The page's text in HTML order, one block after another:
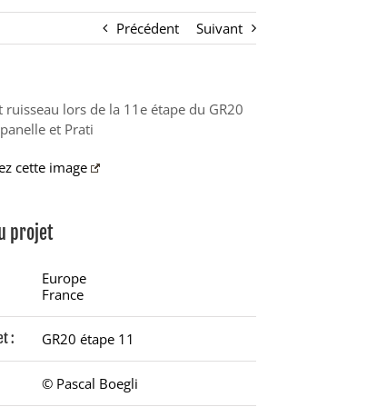
Précédent Suivant
ruisseau lors de la 11e étape du GR20
et Prati
cette image
projet
Europe
France
: GR20 étape 11
© Pascal Boegli